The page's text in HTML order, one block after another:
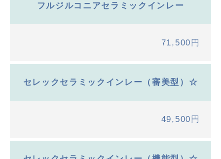
フルジルコニアセラミックインレー
71,500円
セレックセラミックインレー（審美型）☆
49,500円